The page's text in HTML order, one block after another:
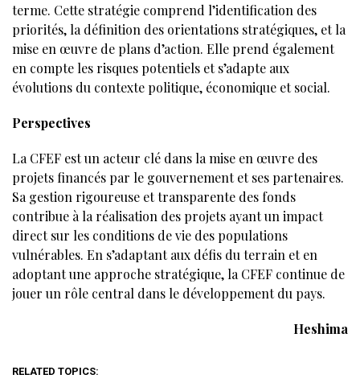
terme. Cette stratégie comprend l’identification des
priorités, la définition des orientations stratégiques, et la
mise en œuvre de plans d’action. Elle prend également
en compte les risques potentiels et s’adapte aux
évolutions du contexte politique, économique et social.
Perspectives
La CFEF est un acteur clé dans la mise en œuvre des
projets financés par le gouvernement et ses partenaires.
Sa gestion rigoureuse et transparente des fonds
contribue à la réalisation des projets ayant un impact
direct sur les conditions de vie des populations
vulnérables. En s’adaptant aux défis du terrain et en
adoptant une approche stratégique, la CFEF continue de
jouer un rôle central dans le développement du pays.
Heshima
RELATED TOPICS: